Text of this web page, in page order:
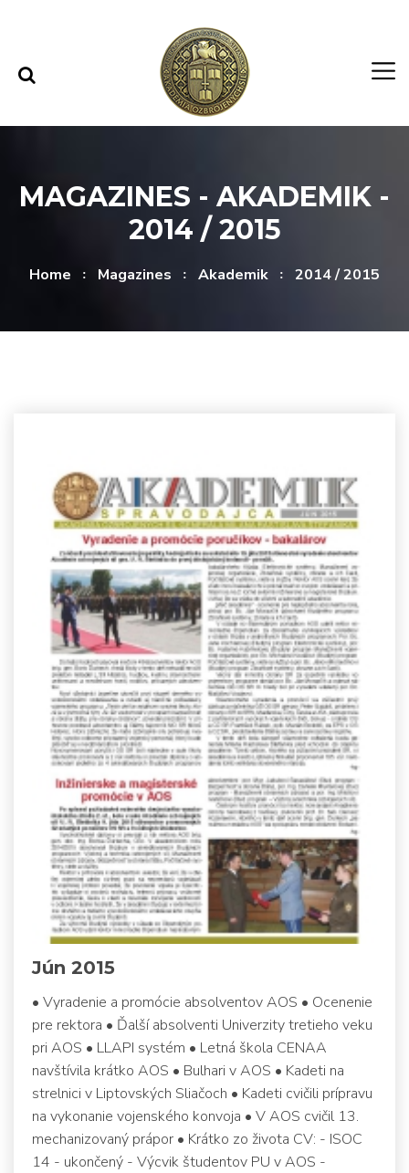
MAGAZINES - AKADEMIK -
2014 / 2015
Home Magazines Akademik 2014 / 2015
Jún 2015
• Vyradenie a promócie absolventov AOS • Ocenenie
pre rektora • Ďalší absolventi Univerzity tretieho veku
pri AOS • LLAPI systém • Letná škola CENAA
navštívila krátko AOS • Bulhari v AOS • Kadeti na
strelnici v Liptovských Sliačoch • Kadeti cvičili prípravu
na vykonanie vojenského konvoja • V AOS cvičil 13.
mechanizovaný prápor • Krátko zo života CV: - ISOC
14 - ukončený - Výcvik študentov PU v AOS -